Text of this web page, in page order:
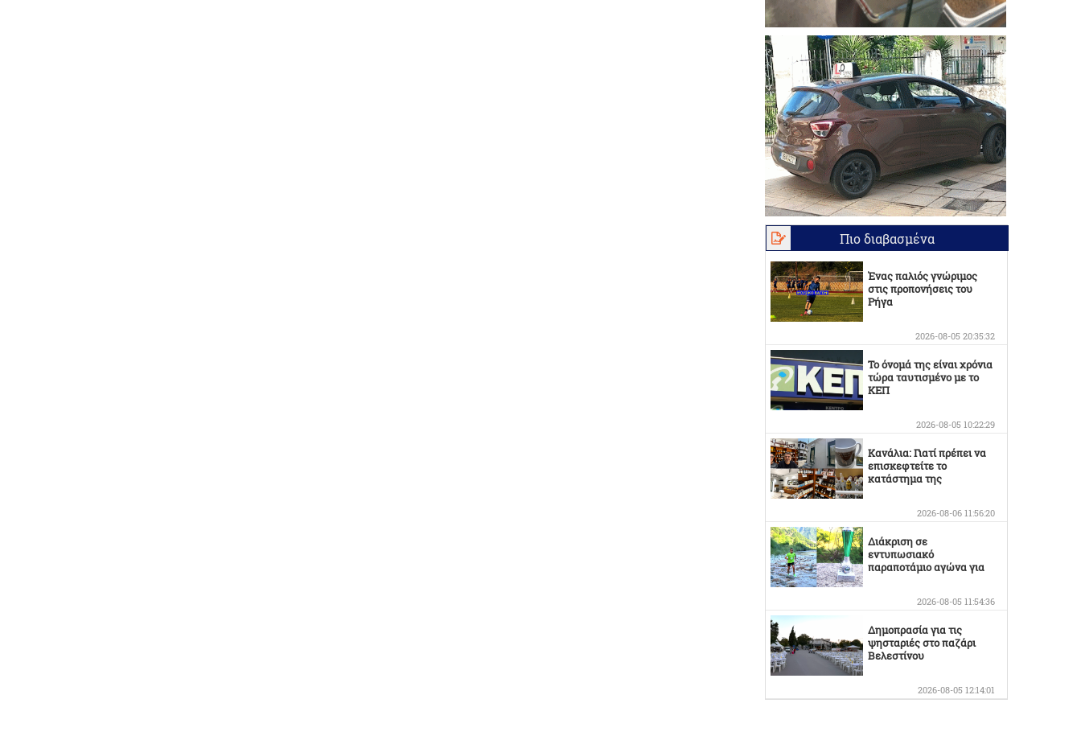
Πιο διαβασμένα
Ένας παλιός γνώριμος
στις προπονήσεις του
Ρήγα
2026-08-05 20:35:32
Το όνομά της είναι χρόνια
τώρα ταυτισμένο με το
ΚΕΠ
2026-08-05 10:22:29
Κανάλια: Γιατί πρέπει να
επισκεφτείτε το
κατάστημα της
2026-08-06 11:56:20
Διάκριση σε
εντυπωσιακό
παραποτάμιο αγώνα για
2026-08-05 11:54:36
Δημοπρασία για τις
ψησταριές στο παζάρι
Βελεστίνου
2026-08-05 12:14:01